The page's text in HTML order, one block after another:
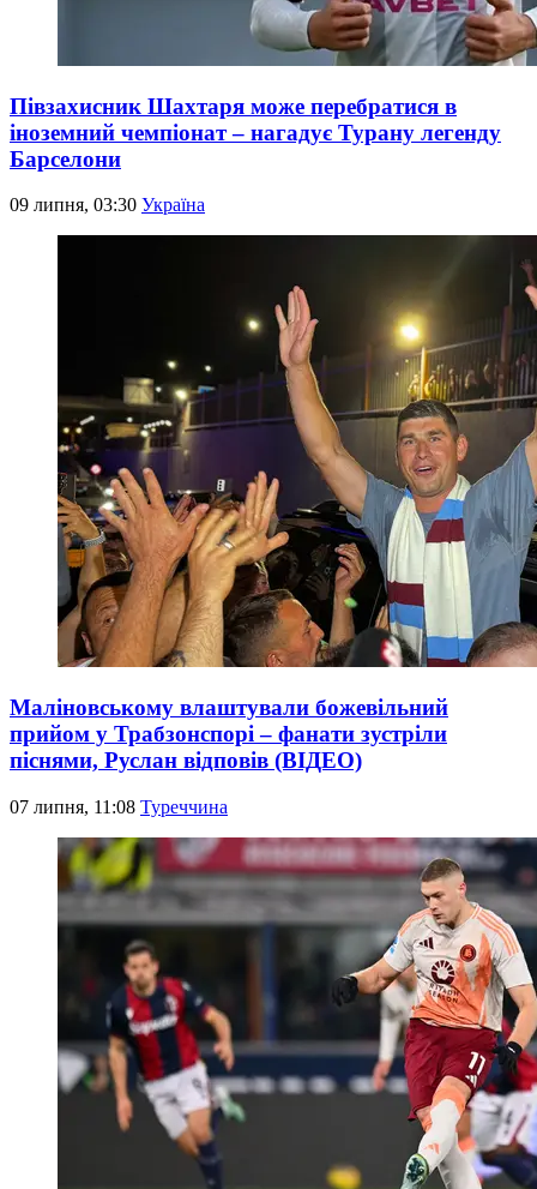
Півзахисник Шахтаря може перебратися в
іноземний чемпіонат – нагадує Турану легенду
Барселони
09 липня, 03:30 Україна
Маліновському влаштували божевільний
прийом у Трабзонспорі – фанати зустріли
піснями, Руслан відповів (ВІДЕО)
07 липня, 11:08 Туреччина